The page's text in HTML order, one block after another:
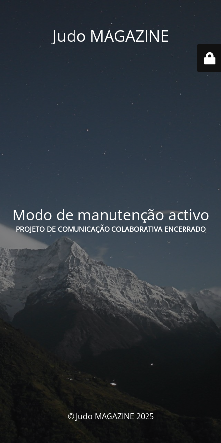
Judo MAGAZINE
Modo de manutenção activo
PROJETO DE COMUNICAÇÃO COLABORATIVA ENCERRADO
© Judo MAGAZINE 2025